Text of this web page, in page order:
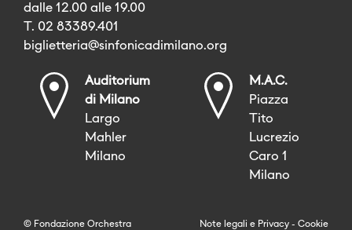
dalle 12.00 alle 19.00
T. 02 83389.401
biglietteria@sinfonicadimilano.org
Auditorium
di Milano
Largo
Mahler
Milano
M.A.C.
Piazza
Tito
Lucrezio
Caro 1
Milano
© Fondazione Orchestra
Note legali e Privacy - Cookie